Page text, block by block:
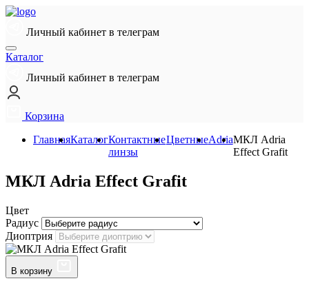
Личный кабинет в телеграм
Каталог
Личный кабинет в телеграм
Корзина
ГлавнаяКаталогКонтактные
линзы
ЦветныеAdriaМКЛ Adria
Effect Grafit
МКЛ Adria Effect Grafit
Цвет
Радиус
Диоптрия
В корзину